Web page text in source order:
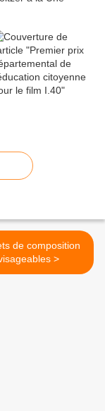
de composition
envisageables >